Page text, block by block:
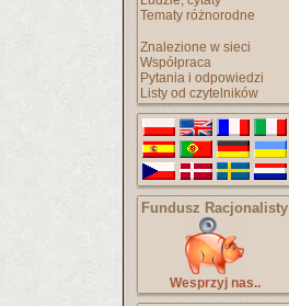
Tematy różnorodne
Znalezione w sieci
Współpraca
Pytania i odpowiedzi
Listy od czytelników
Fundusz Racjonalisty
Wesprzyj nas..